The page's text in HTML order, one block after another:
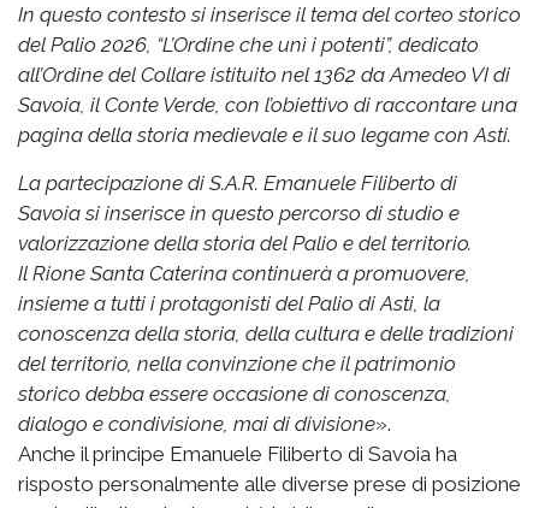
In questo contesto si inserisce il tema del corteo storico
del Palio 2026, “L’Ordine che unì i potenti”, dedicato
all’Ordine del Collare istituito nel 1362 da Amedeo VI di
Savoia, il Conte Verde, con l’obiettivo di raccontare una
pagina della storia medievale e il suo legame con Asti.
La partecipazione di S.A.R. Emanuele Filiberto di
Savoia si inserisce in questo percorso di studio e
valorizzazione della storia del Palio e del territorio.
Il Rione Santa Caterina continuerà a promuovere,
insieme a tutti i protagonisti del Palio di Asti, la
conoscenza della storia, della cultura e delle tradizioni
del territorio, nella convinzione che il patrimonio
storico debba essere occasione di conoscenza,
dialogo e condivisione, mai di divisione».
Anche il principe Emanuele Filiberto di Savoia ha
risposto personalmente alle diverse prese di posizione